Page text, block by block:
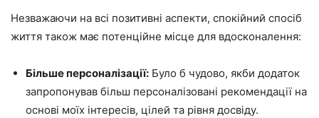
Незважаючи на всі позитивні аспекти, спокійний спосіб
життя також має потенційне місце для вдосконалення:
Більше персоналізації: Було б чудово, якби додаток
запропонував більш персоналізовані рекомендації на
основі моїх інтересів, цілей та рівня досвіду.